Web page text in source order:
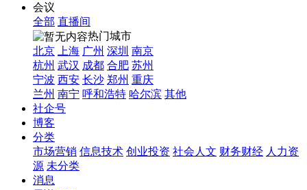
会议
全部 直播间
热门城市
北京
上海 广州 深圳 南京
杭州 武汉 成都 合肥 苏州
宁波 西安 长沙 郑州 重庆
兰州 南宁 呼和浩特 哈尔滨 其他
社企号
博客
分类
市场营销 信息技术 创业投资 社会人文 财务财经 人力资
源 未分类
消息